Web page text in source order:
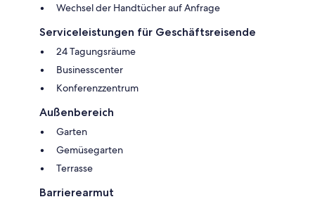
Wechsel der Handtücher auf Anfrage
Serviceleistungen für Geschäftsreisende
24 Tagungsräume
Businesscenter
Konferenzzentrum
Außenbereich
Garten
Gemüsegarten
Terrasse
Barrierearmut